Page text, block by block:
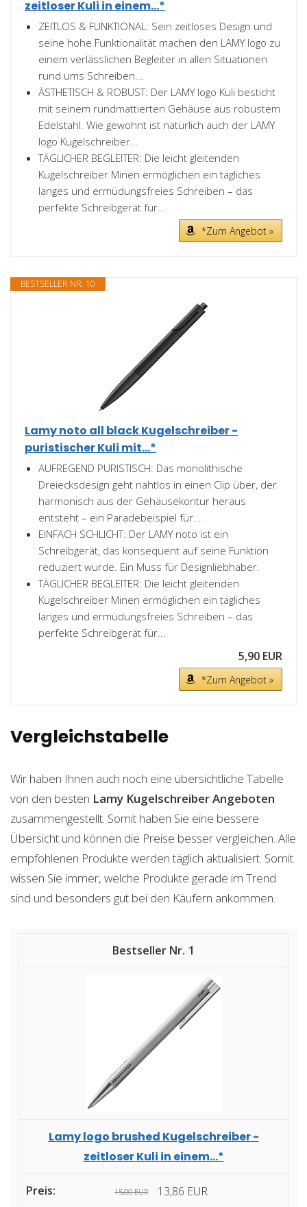
zeitloser Kuli in einem...*
ZEITLOS & FUNKTIONAL: Sein zeitloses Design und
seine hohe Funktionalität machen den LAMY logo zu
einem verlässlichen Begleiter in allen Situationen
rund ums Schreiben...
ÄSTHETISCH & ROBUST: Der LAMY logo Kuli besticht
mit seinem rundmattierten Gehäuse aus robustem
Edelstahl. Wie gewohnt ist natürlich auch der LAMY
logo Kugelschreiber...
TÄGLICHER BEGLEITER: Die leicht gleitenden
Kugelschreiber Minen ermöglichen ein tägliches
langes und ermüdungsfreies Schreiben – das
perfekte Schreibgerät für...
*Zum Angebot »
BESTSELLER NR. 10
Lamy noto all black Kugelschreiber -
puristischer Kuli mit...*
AUFREGEND PURISTISCH: Das monolithische
Dreiecksdesign geht nahtlos in einen Clip über, der
harmonisch aus der Gehäusekontur heraus
entsteht – ein Paradebeispiel für...
EINFACH SCHLICHT: Der LAMY noto ist ein
Schreibgerät, das konsequent auf seine Funktion
reduziert wurde. Ein Muss für Designliebhaber.
TÄGLICHER BEGLEITER: Die leicht gleitenden
Kugelschreiber Minen ermöglichen ein tägliches
langes und ermüdungsfreies Schreiben – das
perfekte Schreibgerät für...
5,90 EUR
*Zum Angebot »
Vergleichstabelle
Wir haben Ihnen auch noch eine übersichtliche Tabelle
von den besten Lamy KugelschreiberAngeboten
zusammengestellt. Somit haben Sie eine bessere
Übersicht und können die Preise besser vergleichen. Alle
empfohlenen Produkte werden täglich aktualisiert. Somit
wissen Sie immer, welche Produkte gerade im Trend
sind und besonders gut bei den Käufern ankommen.
1
Lamy logo brushed Kugelschreiber -
zeitloser Kuli in einem...*
15,00 EUR 13,86 EUR